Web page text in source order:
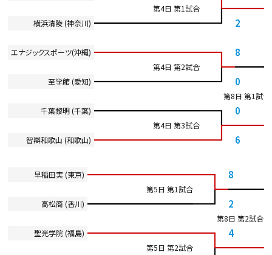
第4日 第1試合
横浜清陵 (神奈川)
2
エナジックスポーツ(沖縄) 8
第4日 第2試合
至学館 (愛知)
0
第8日 第1試合
千葉黎明 (千葉)
0
第4日 第3試合
智辯和歌山 (和歌山)
6
早稲田実 (東京) 8
第5日 第1試合
高松商 (香川)
2
第8日 第2試合
聖光学院 (福島)
4
第5日 第2試合